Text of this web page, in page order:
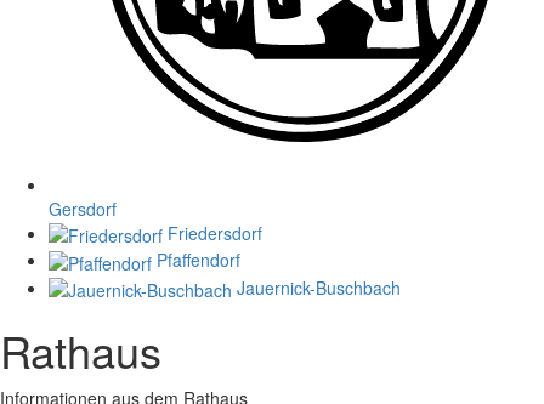
Gersdorf
Friedersdorf
Pfaffendorf
Jauernick-Buschbach
Rathaus
Informationen aus dem Rathaus